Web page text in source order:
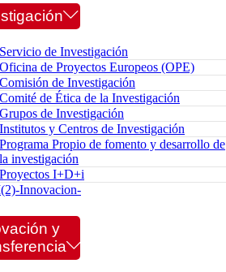
Servicio de Investigación
Oficina de Proyectos Europeos (OPE)
Comisión de Investigación
Comité de Ética de la Investigación
Grupos de Investigación
Institutos y Centros de Investigación
Programa Propio de fomento y desarrollo de
la investigación
Proyectos I+D+i
Innovacion-
y